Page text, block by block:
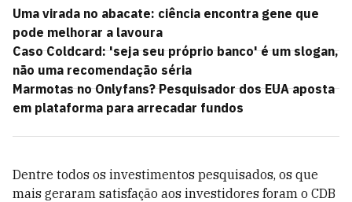
Uma virada no abacate: ciência encontra gene que
pode melhorar a lavoura
Caso Coldcard: 'seja seu próprio banco' é um slogan,
não uma recomendação séria
Marmotas no Onlyfans? Pesquisador dos EUA aposta
em plataforma para arrecadar fundos
Dentre todos os investimentos pesquisados, os que
mais geraram satisfação aos investidores foram o CDB